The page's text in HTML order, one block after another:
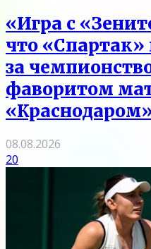
«Игра с
что «Спартак»
за
фаворитом
08.08.2026
20